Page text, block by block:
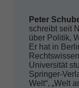
Peter
schreibt seit
über Politik,
Er hat in
Universität
Springer-
Welt“, „Welt